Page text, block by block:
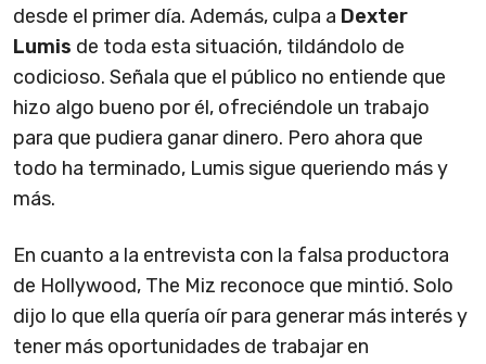
desde el primer día. Además, culpa a Dexter
Lumis de toda esta situación, tildándolo de
codicioso. Señala que el público no entiende que
hizo algo bueno por él, ofreciéndole un trabajo
para que pudiera ganar dinero. Pero ahora que
todo ha terminado, Lumis sigue queriendo más y
más.
En cuanto a la entrevista con la falsa productora
de Hollywood, The Miz reconoce que mintió. Solo
dijo lo que ella quería oír para generar más interés y
tener más oportunidades de trabajar en